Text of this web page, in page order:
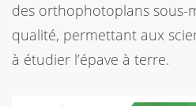
des orthophotoplans sous-
qualité, permettant aux
à étudier l’épave à terre.